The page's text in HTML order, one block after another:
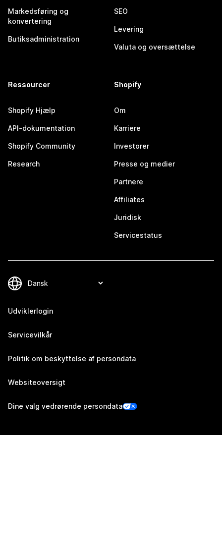
Markedsføring og
konvertering
Butiksadministration
SEO
Levering
Valuta og oversættelse
Ressourcer
Shopify Hjælp
API-dokumentation
Shopify Community
Research
Shopify
Om
Karriere
Investorer
Presse og medier
Partnere
Affiliates
Juridisk
Servicestatus
Udviklerlogin
Servicevilkår
Politik om beskyttelse af persondata
Websiteoversigt
Dine valg vedrørende persondata